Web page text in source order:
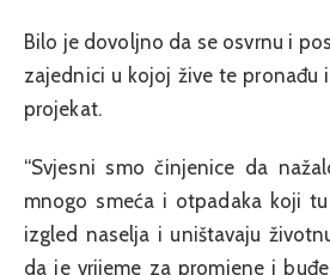
Bilo je dovoljno da se osvrnu i
zajednici u kojoj žive te pronađu
projekat.
“Svjesni smo činjenice da
mnogo smeća i otpadaka koji
izgled naselja i uništavaju
da je vrijeme za promjene i